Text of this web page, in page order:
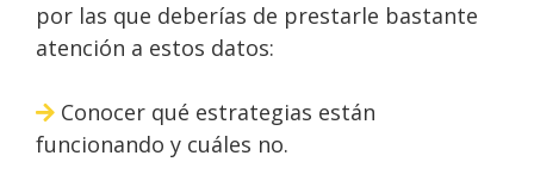
por las que deberías de prestarle bastante
atención a estos datos:
Conocer qué estrategias están
funcionando y cuáles no.